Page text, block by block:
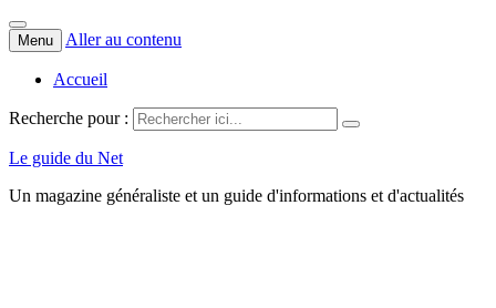
Menu Aller au contenu
Accueil
Recherche pour :
Le guide du Net
Un magazine généraliste et un guide d'informations et d'actualités